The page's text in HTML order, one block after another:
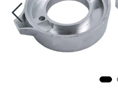
VVS
Motor/Styring